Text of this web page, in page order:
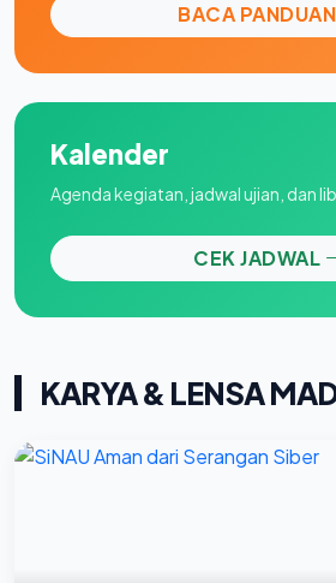
BACA PANDUAN
Kalender
Agenda kegiatan, jadwal ujian, dan
CEK JADWAL
KARYA & LENSA